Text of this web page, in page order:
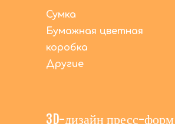
Сумка
Бумажная цветная
коробка
Другие
3D-дизайн пресс-форм